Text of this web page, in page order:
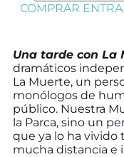
COMPRAR
Una tarde con La
dramáticos
La Muerte, un
monólogos de
público. Nuestra
la Parca, sino un
que ya lo ha vivido
mucha distancia e